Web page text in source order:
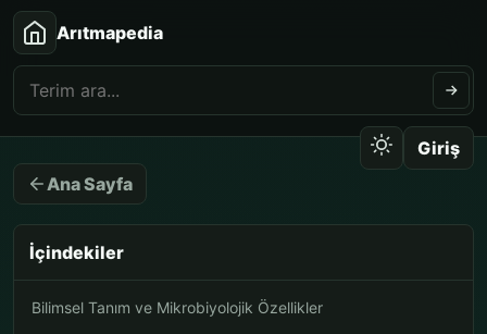
Arıtmapedia
Giriş
Ana Sayfa
İçindekiler
Bilimsel Tanım ve Mikrobiyolojik Özellikler